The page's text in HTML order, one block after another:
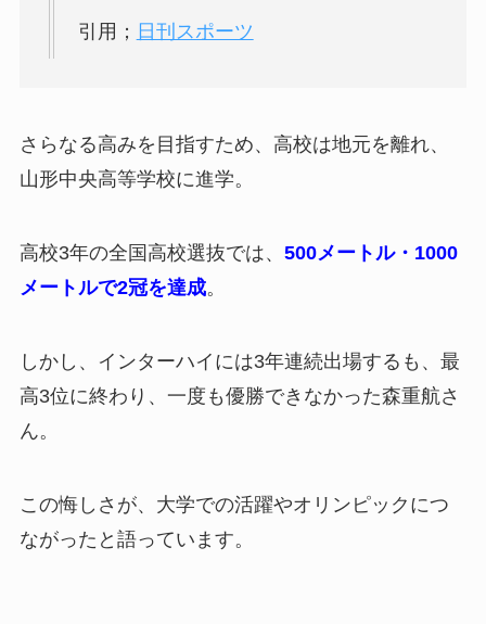
引用； 日刊スポーツ
さらなる高みを目指すため、高校は地元を離れ、
山形中央高等学校に進学。
高校3年の全国高校選抜では、 500メートル・1000
メートルで2冠を達成。
しかし、インターハイには3年連続出場するも、最
高3位に終わり、一度も優勝できなかった森重航さ
ん。
この悔しさが、大学での活躍やオリンピックにつ
ながったと語っています。